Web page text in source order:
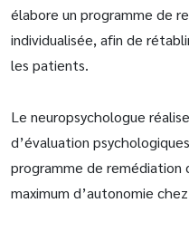
élabore un programme de
individualisée, afin de
les patients.
Le neuropsychologue
d’évaluation
programme de remédiation
maximum d’autonomie